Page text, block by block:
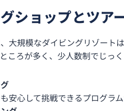
ショップとツア
大規模なダイビングリゾート
ころが多く、少人数制でじっ
安心して挑戦できるプログラ